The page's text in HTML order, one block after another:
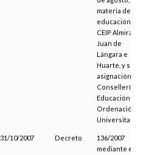
materia de
educación en el
CEIP Almirante
Juan de
Lángara e
Huarte, y su
asignación a la
Consellería de
Educación y
Ordenación
Universitaria.
31/10/2007 Decreto
136/2007
mediante el